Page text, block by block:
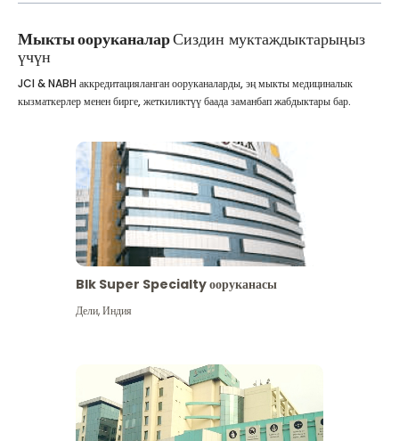
Мыкты ооруканаларСиздин муктаждыктарыңыз
үчүн
JCI & NABH аккредитацияланган ооруканаларды, эң мыкты медициналык
кызматкерлер менен бирге, жеткиликтүү баада заманбап жабдыктары бар.
Blk Super Specialty ооруканасы
Дели,Индия